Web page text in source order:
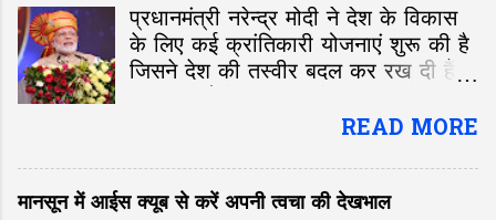
प्रधानमंत्री नरेन्द्र मोदी ने देश के विकास
के लिए कई क्रांतिकारी योजनाएं शुरू की है
जिसने देश की तस्वीर बदल कर रख दी हैं।
योजनाओं पर चर्चा करेंगे जो देश के आर्थिक
है।
READ MORE
मानसून में आईस क्यूब से करें अपनी त्वचा की देखभाल